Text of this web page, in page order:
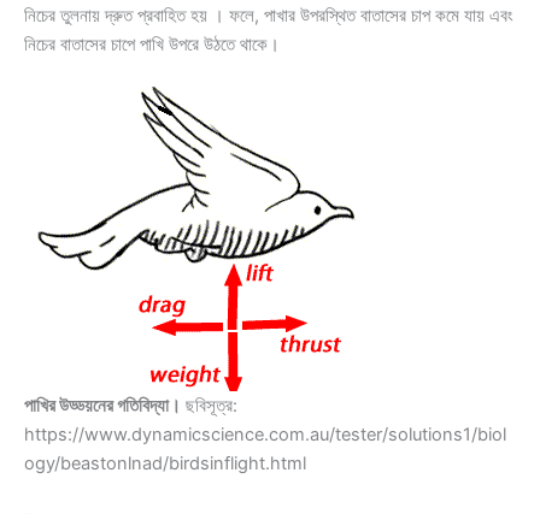
নিচের তুলনায় দ্রুত প্রবাহিত হয় । ফলে, পাখার উপরস্থিত বাতাসের চাপ কমে যায় এবং
নিচের বাতাসের চাপে পাখি উপরে উঠতে থাকে।
পাখির উড্ডয়নের গতিবিদ্যা। ছবিসূত্র:
https://www.dynamicscience.com.au/tester/solutions1/biol
ogy/beastonlnad/birdsinflight.html